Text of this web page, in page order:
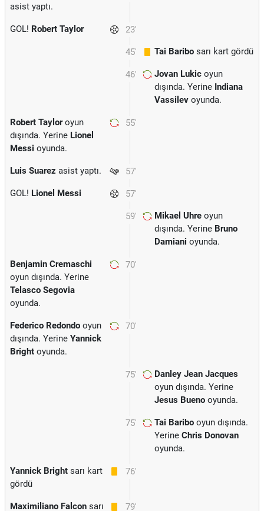
asist yaptı.
23'
GOL! Robert Taylor
45' Tai Baribo sarı kart gördü
46' Jovan Lukic oyun
dışında. Yerine Indiana
Vassilev oyunda.
55'
Robert Tayloroyun
dışında. Yerine Lionel
Messi oyunda.
57'
Luis Suarez asist yaptı.
57'
GOL! Lionel Messi
59' Mikael Uhre oyun
dışında. Yerine Bruno
Damiani oyunda.
70'
Benjamin Cremaschi
oyun dışında. Yerine
Telasco Segovia
oyunda.
70'
Federico Redondo oyun
dışında. Yerine Yannick
Bright oyunda.
75'
Danley Jean Jacques
oyun dışında. Yerine
Jesus Bueno oyunda.
75' Tai Baribo oyun dışında.
Yerine Chris Donovan
oyunda.
76'
Yannick Bright sarı kart
gördü
79'
Maximiliano Falcon sarı